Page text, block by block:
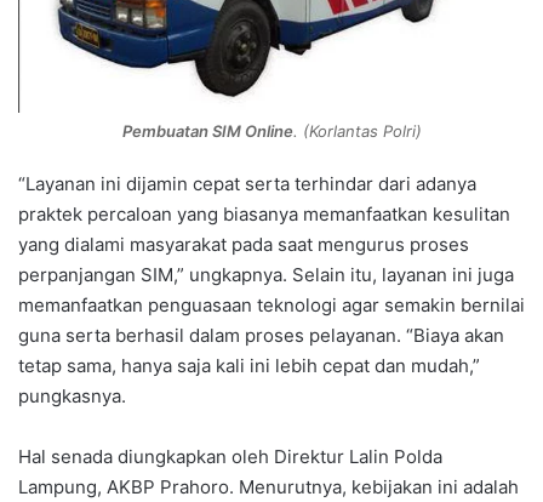
Pembuatan SIM Online. (Korlantas Polri)
“Layanan ini dijamin cepat serta terhindar dari adanya
praktek percaloan yang biasanya memanfaatkan kesulitan
yang dialami masyarakat pada saat mengurus proses
perpanjangan SIM,” ungkapnya. Selain itu, layanan ini juga
memanfaatkan penguasaan teknologi agar semakin bernilai
guna serta berhasil dalam proses pelayanan. “Biaya akan
tetap sama, hanya saja kali ini lebih cepat dan mudah,”
pungkasnya.
Hal senada diungkapkan oleh Direktur Lalin Polda
Lampung, AKBP Prahoro. Menurutnya, kebijakan ini adalah